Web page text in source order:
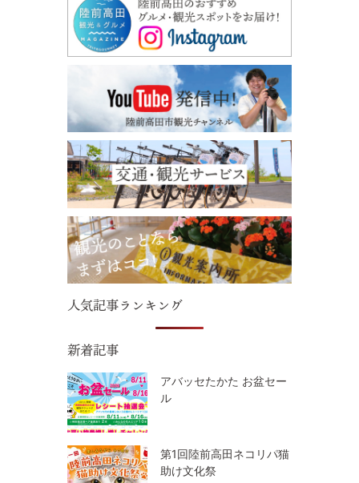
人気記事ランキング
新着記事
アバッセたかた お盆セー
ル
第1回陸前高田ネコリパ猫
助け文化祭